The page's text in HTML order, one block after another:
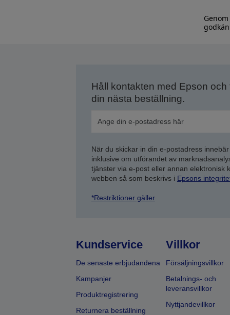
Håll kontakten med Epson
din nästa beställning.
När du skickar in din e-postadress
inklusive om utförandet av
tjänster via e-post eller annan elektronisk
webben så som beskrivs i Epsons
*Restriktioner gäller
Kundservice
De senaste erbjudandena
Kampanjer
Produktregistrering
Returnera beställning
Villkor
Försäljningsvillkor
Betalnings- och
leveransvillkor
Nyttjandevillkor